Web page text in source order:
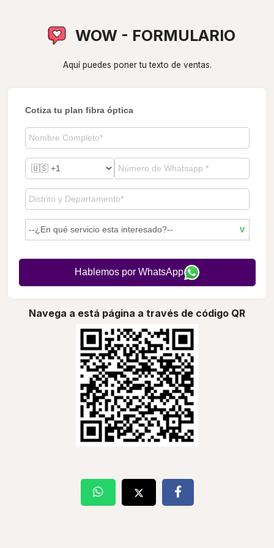
WOW - FORMULARIO
Aquí puedes poner tu texto de ventas.
Cotiza tu plan fibra óptica
Hablemos por WhatsApp
Navega a está página a través de código QR